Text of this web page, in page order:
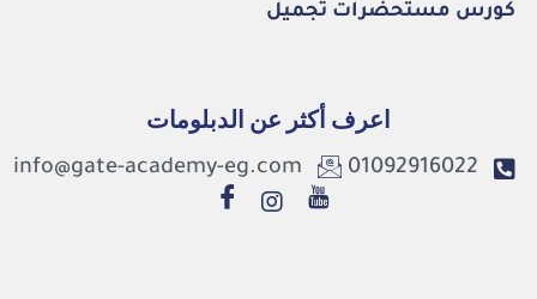
كورس مستحضرات تجميل
اعرف أكثر عن الدبلومات
01092916022
info@gate-academy-eg.com